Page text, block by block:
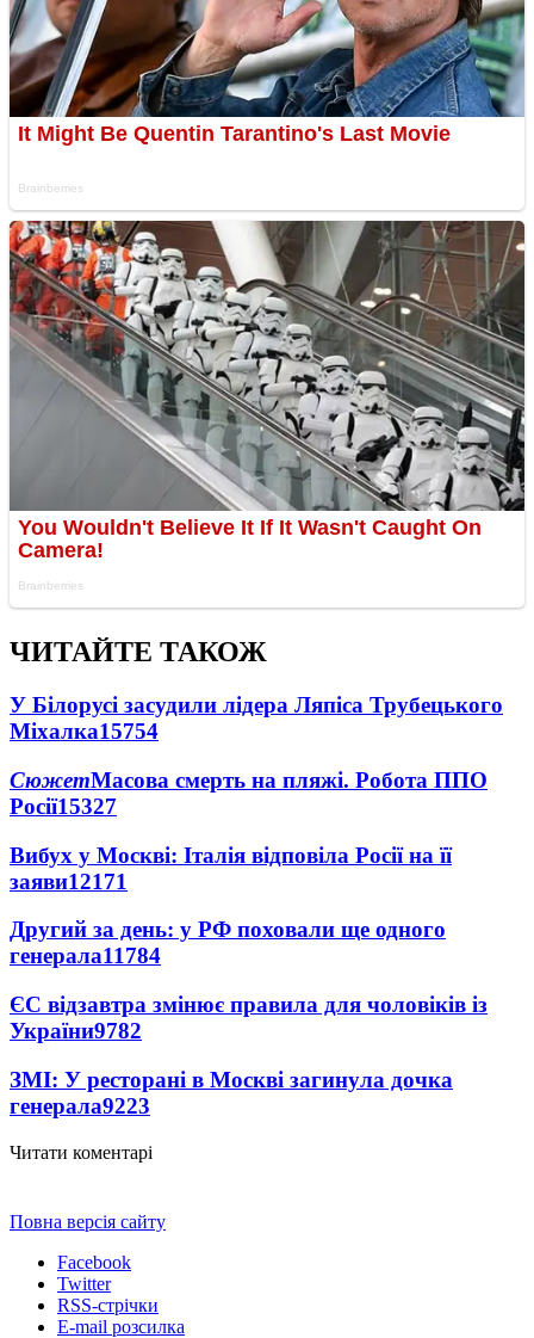
ЧИТАЙТЕ ТАКОЖ
У Білорусі засудили лідера Ляпіса Трубецького
Міхалка15754
СюжетМасова смерть на пляжі. Робота ППО
Росії15327
Вибух у Москві: Італія відповіла Росії на її
заяви12171
Другий за день: у РФ поховали ще одного
генерала11784
ЄС відзавтра змінює правила для чоловіків із
України9782
ЗМІ: У ресторані в Москві загинула дочка
генерала9223
Читати коментарі
Повна версія сайту
Facebook
Twitter
RSS-стрічки
E-mail розсилка